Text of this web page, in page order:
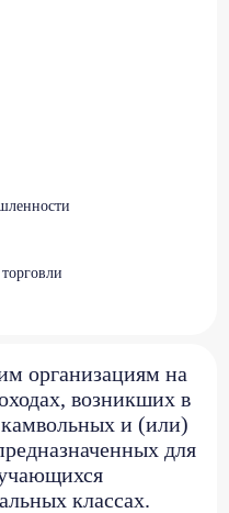
организациям на
возникших в
камвольных и (или)
для
классах.